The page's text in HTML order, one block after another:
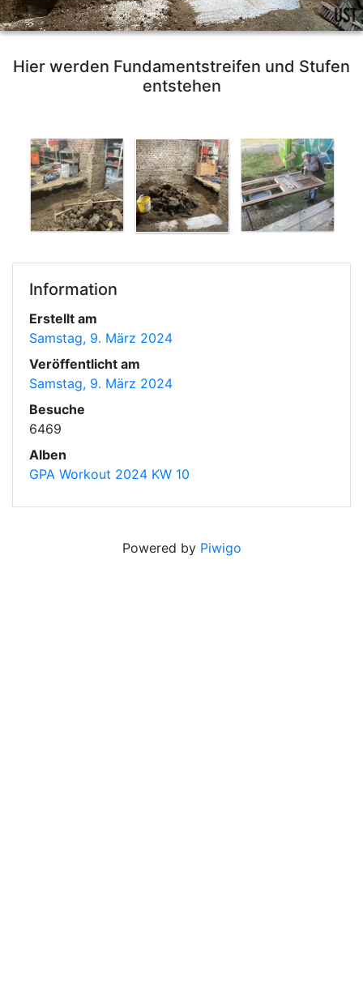
Hier werden Fundamentstreifen und Stufen
entstehen
Information
Erstellt am
Samstag, 9. März 2024
Veröffentlicht am
Samstag, 9. März 2024
Besuche
6469
Alben
GPA Workout 2024 KW 10
Powered by Piwigo